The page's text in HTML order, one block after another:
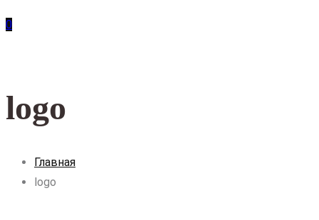
0
logo
Главная
logo